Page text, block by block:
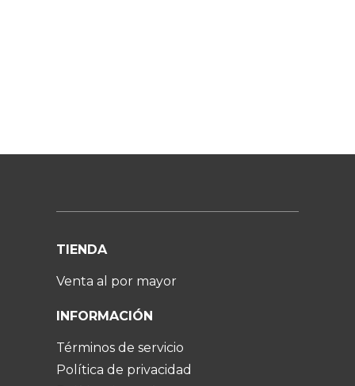
TIENDA
Venta al por mayor
INFORMACIÓN
Términos de servicio
Política de privacidad